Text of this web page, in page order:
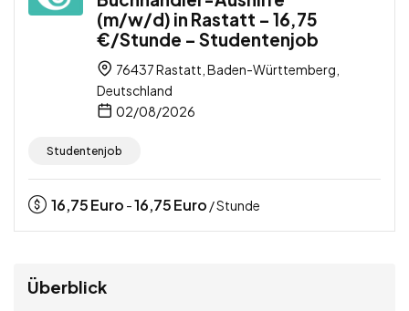
(m/w/d) in Rastatt – 16,75
€/Stunde – Studentenjob
76437 Rastatt, Baden-Württemberg,
Deutschland
02/08/2026
Studentenjob
16,75Euro -16,75Euro / Stunde
Überblick